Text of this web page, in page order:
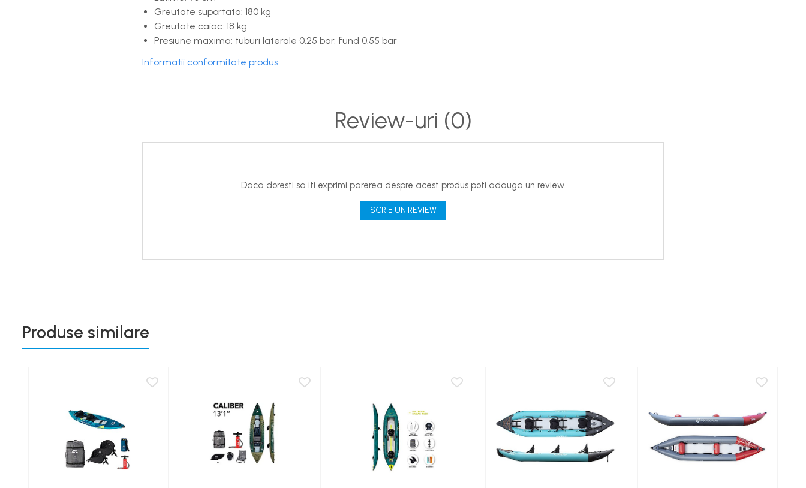
Greutate suportata: 180 kg
Greutate caiac: 18 kg
Presiune maxima: tuburi laterale 0.25 bar, fund 0.55 bar
Informatii conformitate produs
Review-uri (0)
Daca doresti sa iti exprimi parerea despre acest produs poti adauga un review.
SCRIE UN REVIEW
Produse similare